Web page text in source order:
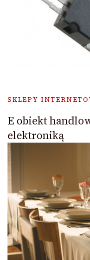
SKLEPY
E obiekt
elektroniką